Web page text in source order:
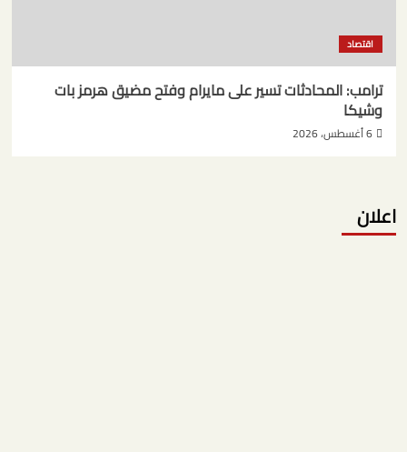
اقتصاد
ترامب: المحادثات تسير على مايرام وفتح مضيق هرمز بات
وشيكا
6 أغسطس، 2026
اعلان